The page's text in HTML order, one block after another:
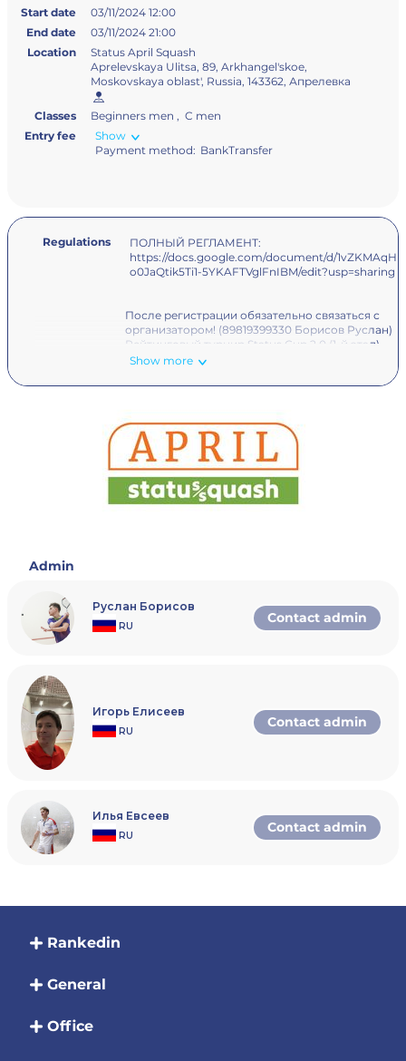
Start date
03/11/2024 12:00
End date
03/11/2024 21:00
Location
Status April Squash
Aprelevskaya Ulitsa, 89, Arkhangel'skoe,
Moskovskaya oblast', Russia, 143362, Апрелевка
Classes
Beginners men , C men
Entry fee
Show
Payment method: BankTransfer
Regulations
ПОЛНЫЙ РЕГЛАМЕНТ:
https://docs.google.com/document/d/
o0JaQtik5Ti1-5YKAFTVglFnIBM/edit?usp=sharing
После регистрации обязательно связаться с
организатором! (89819399330 Борисов Руслан)
Рейтинговый турнир Status Cup 2.0 (1-й этап)
3 ноября (воскресенье) состоится 1-й этап
турнира Status Cup🚀
Категории:
Beginners men - 16 (12:00-16:00)
C men - 16 (17:00-21:00)
Вас ждёт:
Стоимость участия - 4500 руб. 💰
Зарегистрироваться и оплатить турнирный
произведен только при наличии уважительной
Организаторы вправе не допустить игрока до
До встречи в Status April Squash ☺️❤️
Show more
Admin
Руслан Борисов
RU
Contact admin
Игорь Елисеев
RU
Contact admin
Илья Евсеев
RU
Contact admin
Rankedin
General
Office